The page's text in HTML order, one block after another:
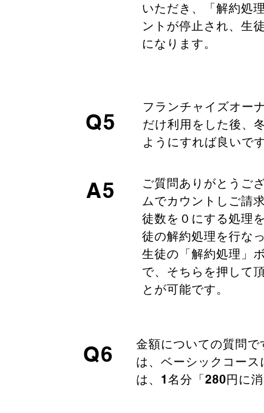
いただき、「解約処
ントが停止され、生
になります。
Q5
フランチャイズオー
だけ利用をした後、
ようにすれば良いで
A5
ご質問ありがとうご
ムでカウントしご請
徒数を０にする処理
徒の解約処理を行な
生徒の「解約処理」
で、そちらを押して
とが可能です。
Q6
金額についての質問
は、ベーシックコー
は、1名分「280円に